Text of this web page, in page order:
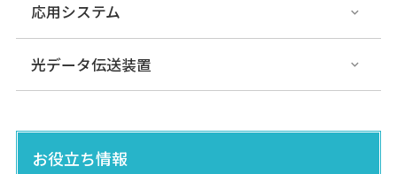
光電・レーザーセンサ アンプ内蔵
形センサ
PFX2
応用システム
光データ伝送装置
お役立ち情報